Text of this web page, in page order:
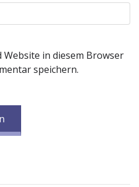
Website in diesem Browser
speichern.